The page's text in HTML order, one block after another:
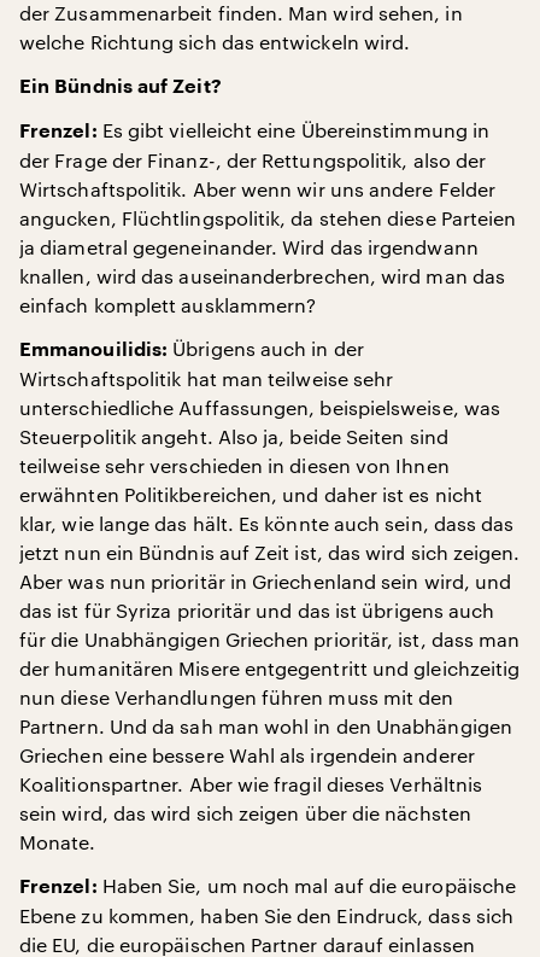
der Zusammenarbeit finden. Man wird sehen, in
welche Richtung sich das entwickeln wird.
Ein Bündnis auf Zeit?
Frenzel: Es gibt vielleicht eine Übereinstimmung in
der Frage der Finanz-, der Rettungspolitik, also der
Wirtschaftspolitik. Aber wenn wir uns andere Felder
angucken, Flüchtlingspolitik, da stehen diese Parteien
ja diametral gegeneinander. Wird das irgendwann
knallen, wird das auseinanderbrechen, wird man das
einfach komplett ausklammern?
Emmanouilidis: Übrigens auch in der
Wirtschaftspolitik hat man teilweise sehr
unterschiedliche Auffassungen, beispielsweise, was
Steuerpolitik angeht. Also ja, beide Seiten sind
teilweise sehr verschieden in diesen von Ihnen
erwähnten Politikbereichen, und daher ist es nicht
klar, wie lange das hält. Es könnte auch sein, dass das
jetzt nun ein Bündnis auf Zeit ist, das wird sich zeigen.
Aber was nun prioritär in Griechenland sein wird, und
das ist für Syriza prioritär und das ist übrigens auch
für die Unabhängigen Griechen prioritär, ist, dass man
der humanitären Misere entgegentritt und gleichzeitig
nun diese Verhandlungen führen muss mit den
Partnern. Und da sah man wohl in den Unabhängigen
Griechen eine bessere Wahl als irgendein anderer
Koalitionspartner. Aber wie fragil dieses Verhältnis
sein wird, das wird sich zeigen über die nächsten
Monate.
Frenzel: Haben Sie, um noch mal auf die europäische
Ebene zu kommen, haben Sie den Eindruck, dass sich
die EU, die europäischen Partner darauf einlassen